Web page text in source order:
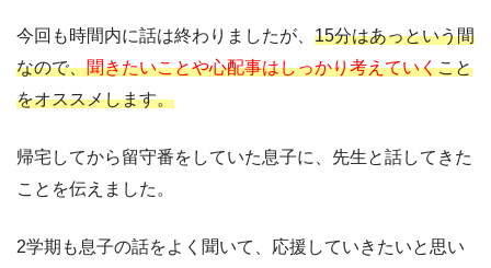
今回も時間内に話は終わりましたが、 15分はあっという間
なので、聞きたいことや心配事はしっかり考えていくこと
をオススメします。
帰宅してから留守番をしていた息子に、先生と話してきた
ことを伝えました。
2学期も息子の話をよく聞いて、応援していきたいと思い